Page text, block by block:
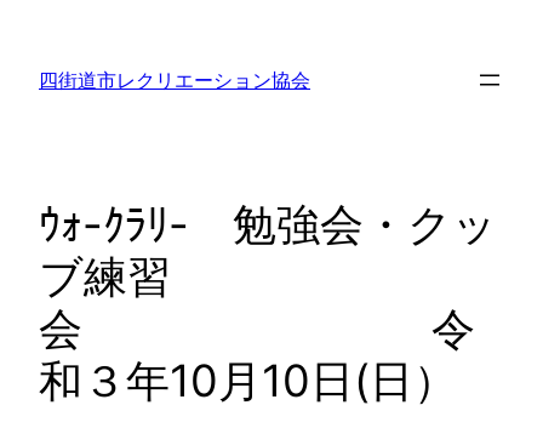
四街道市レクリエーション協会
ｳｫ-ｸﾗﾘ- 勉強会・クッ
ブ練習
会 令
和３年10月10日(日）